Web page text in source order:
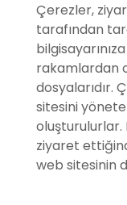
Çerezler,
tarafından
rakamlardan
dosyalarıdır.
sitesini
oluşturulurlar.
ziyaret
web sitesinin